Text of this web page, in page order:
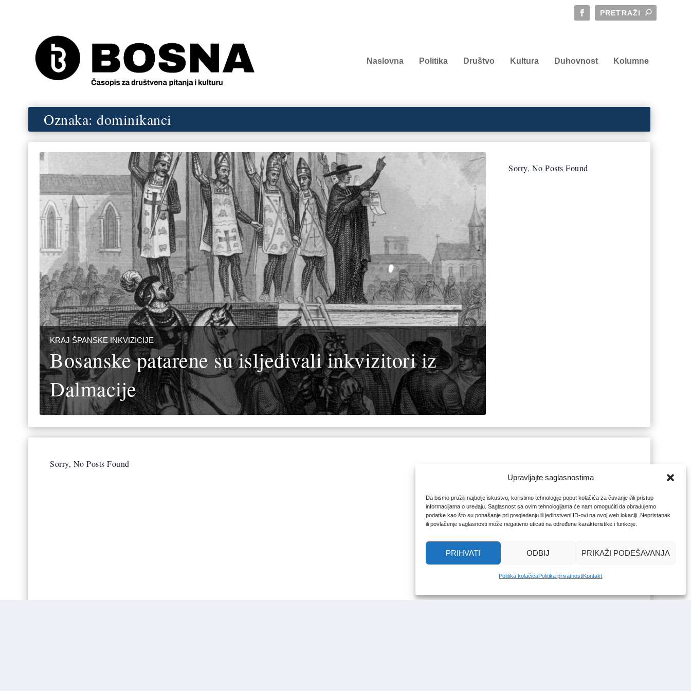
Upravljajte saglasnostima
Da bismo pružili najbolje iskustvo, koristimo tehnologije poput kolačića za čuvanje i/ili pristup
informacijama o uređaju. Saglasnost sa ovim tehnologijama će nam omogućiti da obrađujemo
podatke kao što su ponašanje pri pregledanju ili jedinstveni ID-ovi na ovoj web lokaciji. Nepristanak
ili povlačenje saglasnosti može negativno uticati na određene karakteristike i funkcije.
PRIHVATI ODBIJ PRIKAŽI PODEŠAVANJA
Politika kolačićaPolitika privatnostiKontakt
Naslovna Politika Društvo Kultura Duhovnost Kolumne
Oznaka:dominikanci
KRAJ ŠPANSKE INKVIZICIJE
Bosanske patarene su isljeđivali inkvizitori iz
Dalmacije
Sorry, No Posts Found
Sorry, No Posts Found